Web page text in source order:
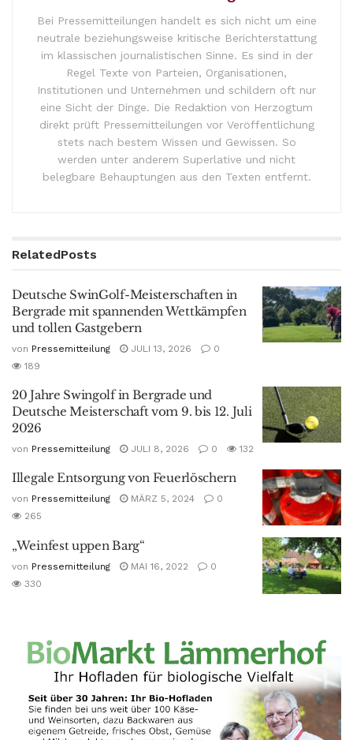
Bei Pressemitteilungen handelt es sich nicht um eine
neutrale beziehungsweise kritische Berichterstattung
im klassischen journalistischen Sinne. Es sind in der
Regel Texte von Parteien, Organisationen,
Institutionen und Unternehmen und schildern oft nur
eine Sicht der Dinge. Die Redaktion von Herzogtum
direkt prüft Pressemitteilungen vor Veröffentlichung
stets nach bestem Wissen und Gewissen. So
werden unter anderem Superlative und nicht
belegbare Behauptungen aus den Texten entfernt.
RelatedPosts
Deutsche SwinGolf-Meisterschaften in
Bergrade mit spannenden Wettkämpfen
und tollen Gastgebern
von Pressemitteilung JULI 13, 2026
0
189
20 Jahre Swingolf in Bergrade und
Deutsche Meisterschaft vom 9. bis 12. Juli
2026
von Pressemitteilung JULI 8, 2026 0 132
Illegale Entsorgung von Feuerlöschern
von Pressemitteilung MÄRZ 5, 2024
0
265
„Weinfest uppen Barg“
von Pressemitteilung MAI 16, 2022
0
330